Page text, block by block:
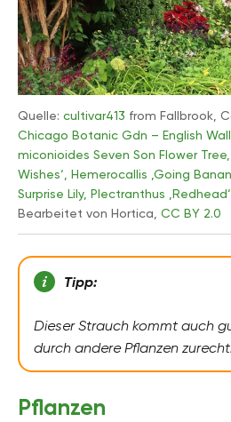
Quelle: cultivar413 from Fallbrook,
Chicago Botanic Gdn – English
miconioides Seven Son Flower
Wishes‘, Hemerocallis ‚Going
Surprise Lily, Plectranthus
Bearbeitet von Hortica, CC BY 2.0
Tipp:
Dieser Strauch kommt auch
durch andere Pflanzen zurecht.
Pflanzen